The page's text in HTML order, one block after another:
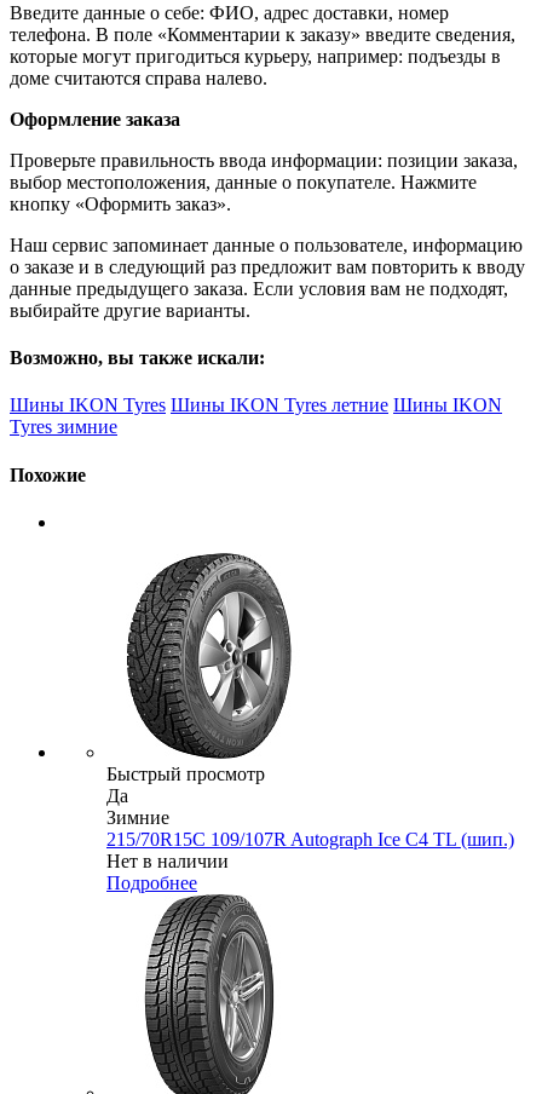
Введите данные о себе: ФИО, адрес доставки, номер
телефона. В поле «Комментарии к заказу» введите сведения,
которые могут пригодиться курьеру, например: подъезды в
доме считаются справа налево.
Оформление заказа
Проверьте правильность ввода информации: позиции заказа,
выбор местоположения, данные о покупателе. Нажмите
кнопку «Оформить заказ».
Наш сервис запоминает данные о пользователе, информацию
о заказе и в следующий раз предложит вам повторить к вводу
данные предыдущего заказа. Если условия вам не подходят,
выбирайте другие варианты.
Возможно, вы также искали:
Шины IKON Tyres Шины IKON Tyres летние Шины IKON
Tyres зимние
Похожие
Быстрый просмотр
Да
Зимние
215/70R15C 109/107R Autograph Ice C4 TL (шип.)
Нет в наличии
Подробнее